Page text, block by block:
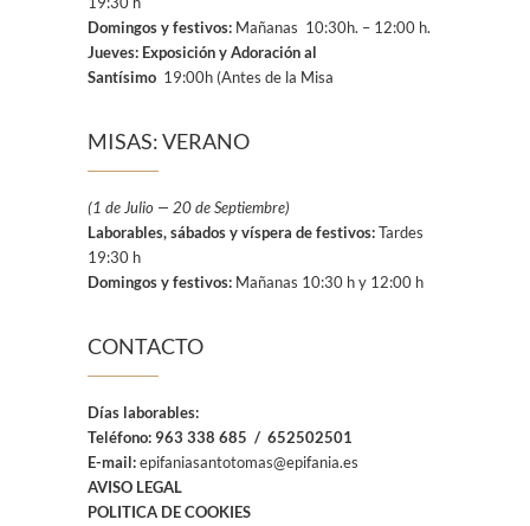
Domingos y festivos: Mañanas 10:30h. – 12:00 h.
Jueves: Exposición y Adoración al
Santísimo 19:00h (Antes de la Misa
MISAS: VERANO
(1 de Julio — 20 de Septiembre)
Laborables, sábados y víspera de festivos:Tardes
19:30 h
Domingos y festivos: Mañanas 10:30 h y 12:00 h
CONTACTO
Días laborables:
Teléfono: 963 338 685 / 652502501
E-mail:epifaniasantotomas@epifania.es
AVISO LEGAL
POLITICA DE COOKIES